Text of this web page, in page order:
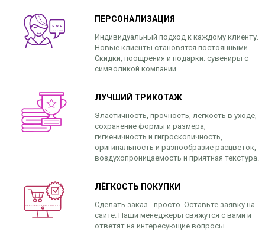
ПЕРСОНАЛИЗАЦИЯ
Индивидуальный подход к каждому клиенту.
Новые клиенты становятся постоянными.
Скидки, поощрения и подарки: сувениры с
символикой компании.
ЛУЧШИЙ ТРИКОТАЖ
Эластичность, прочность, легкость в уходе,
сохранение формы и размера,
гигиеничность и гигроскопичность,
оригинальность и разнообразие расцветок,
воздухопроницаемость и приятная текстура.
ЛЁГКОСТЬ ПОКУПКИ
Сделать заказ - просто. Оставьте заявку на
сайте. Наши менеджеры свяжутся с вами и
ответят на интересующие вопросы.